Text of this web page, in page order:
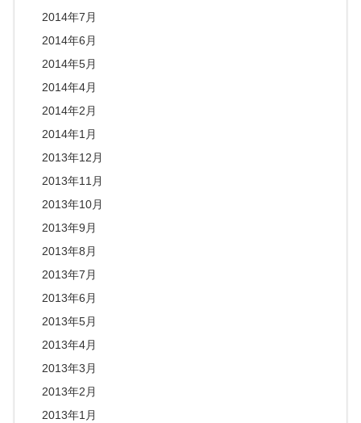
2014年7月
2014年6月
2014年5月
2014年4月
2014年2月
2014年1月
2013年12月
2013年11月
2013年10月
2013年9月
2013年8月
2013年7月
2013年6月
2013年5月
2013年4月
2013年3月
2013年2月
2013年1月